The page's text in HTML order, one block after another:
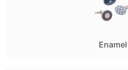
Enamel